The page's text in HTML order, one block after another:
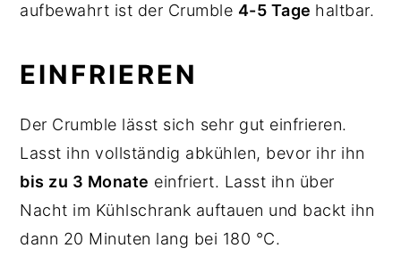
aufbewahrt ist der Crumble 4-5 Tage haltbar.
EINFRIEREN
Der Crumble lässt sich sehr gut einfrieren.
Lasst ihn vollständig abkühlen, bevor ihr ihn
bis zu 3 Monate einfriert. Lasst ihn über
Nacht im Kühlschrank auftauen und backt ihn
dann 20 Minuten lang bei 180 °C.